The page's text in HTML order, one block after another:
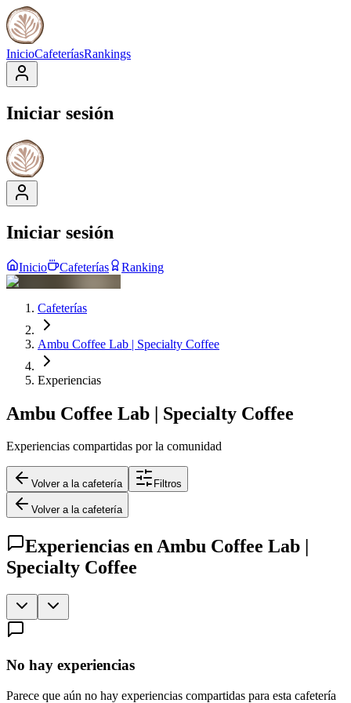
InicioCafeteríasRankings
Iniciar sesión
Iniciar sesión
Inicio Cafeterías Ranking
Cafeterías
Ambu Coffee Lab | Specialty Coffee
Experiencias
Ambu Coffee Lab | Specialty Coffee
Experiencias compartidas por la comunidad
Volver a la cafetería Filtros
Volver a la cafetería
Experiencias enAmbu Coffee Lab |
Specialty Coffee
No hay experiencias
Parece que aún no hay experiencias compartidas para esta cafetería